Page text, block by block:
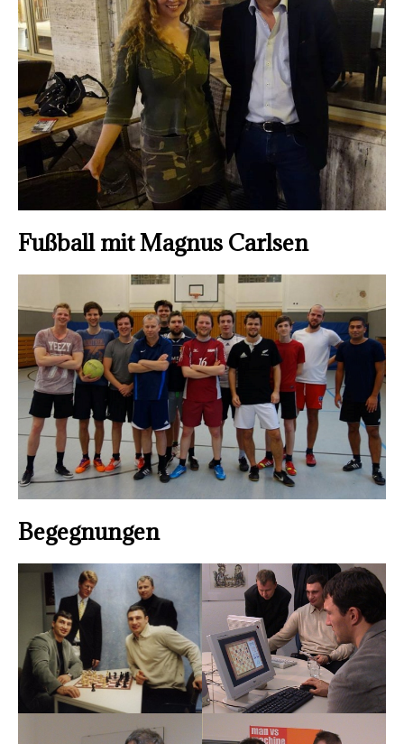
Fußball mit Magnus Carlsen
Begegnungen